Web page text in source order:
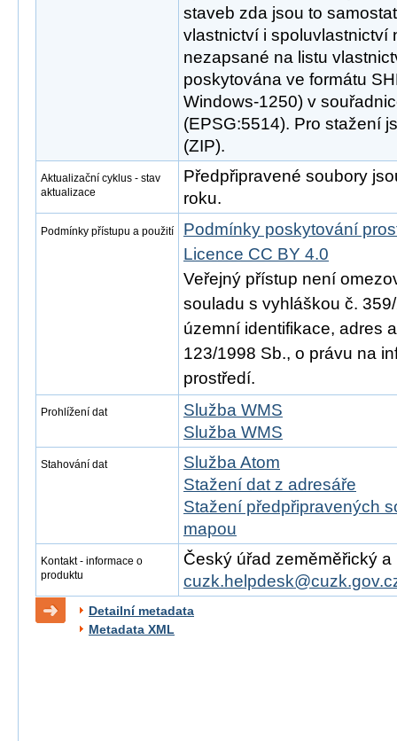
staveb zda jsou to
vlastnictví i spoluvlastnictví
nezapsané na listu
poskytována ve formátu
Windows-1250) v
(EPSG:5514). Pro stažení
(ZIP).
Aktualizační cyklus - stav
aktualizace
Předpřipravené soubory
roku.
Podmínky přístupu a použití
Podmínky poskytování
Licence CC BY 4.0
Veřejný přístup není
souladu s vyhláškou č.
územní identifikace, adres
123/1998 Sb., o právu na
prostředí.
Prohlížení dat
Služba WMS
Služba WMS
Stahování dat
Služba Atom
Stažení dat z adresáře
Stažení předpřipravených
mapou
Kontakt - informace o
produktu
Český úřad zeměměřický
Detailní metadata
Metadata XML